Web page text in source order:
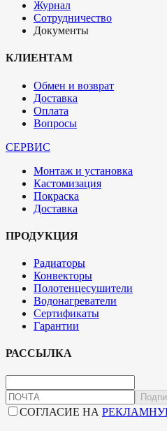
Журнал
Сотрудничество
Документы
КЛИЕНТАМ
Обмен и возврат
Доставка
Оплата
Вопросы
СЕРВИС
Монтаж и установка
Кастомизация
Покраска
Доставка
ПРОДУКЦИЯ
Радиаторы
Конвекторы
Полотенцесушители
Водонагреватели
Сертификаты
Гарантии
РАССЫЛКА
СОГЛАСИЕ НА